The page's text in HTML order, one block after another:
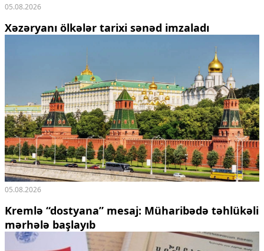
05.08.2026
Xəzəryanı ölkələr tarixi sənəd imzaladı
05.08.2026
Kremlə “dostyana” mesaj: Müharibədə təhlükəli
mərhələ başlayıb